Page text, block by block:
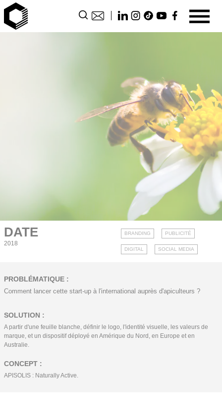
DATE
2018
BRANDING PUBLICITÉ
DIGITAL SOCIAL MEDIA
PROBLÉMATIQUE :
Comment lancer cette start-up à l'international auprès d'apiculteurs ?
SOLUTION :
A partir d'une feuille blanche, définir le logo, l'identité visuelle, les valeurs de
marque, et un dispositif déployé en Amérique du Nord, en Europe et en
Australie.
CONCEPT :
APISOLIS : Naturally Active.